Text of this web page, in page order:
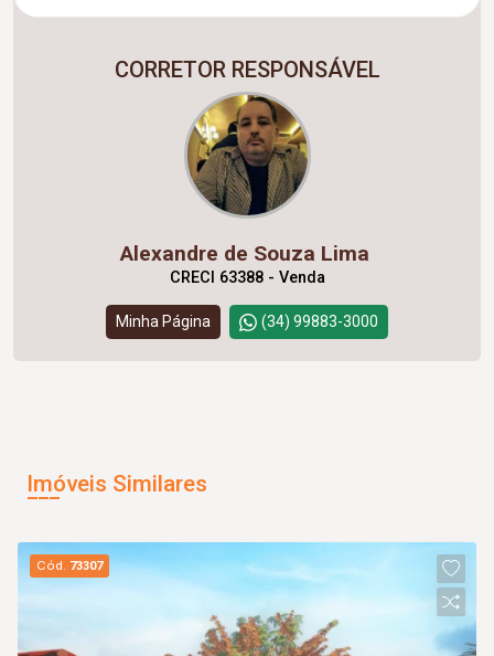
CORRETOR RESPONSÁVEL
Alexandre de Souza Lima
CRECI 63388 - Venda
Minha Página (34) 99883-3000
Imóveis Similares
Cód. 73307